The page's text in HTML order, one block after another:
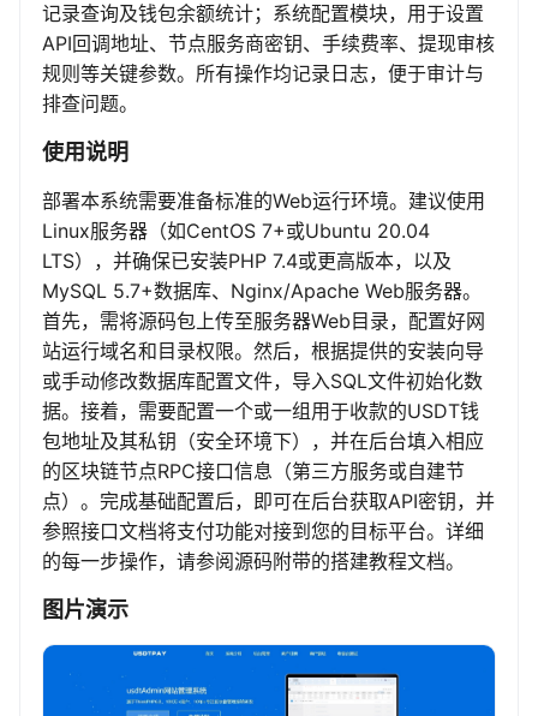
记录查询及钱包余额统计；系统配置模块，用于设置
API回调地址、节点服务商密钥、手续费率、提现审核
规则等关键参数。所有操作均记录日志，便于审计与
排查问题。
使用说明
部署本系统需要准备标准的Web运行环境。建议使用
Linux服务器（如CentOS 7+或Ubuntu 20.04
LTS），并确保已安装PHP 7.4或更高版本，以及
MySQL 5.7+数据库、Nginx/Apache Web服务器。
首先，需将源码包上传至服务器Web目录，配置好网
站运行域名和目录权限。然后，根据提供的安装向导
或手动修改数据库配置文件，导入SQL文件初始化数
据。接着，需要配置一个或一组用于收款的USDT钱
包地址及其私钥（安全环境下），并在后台填入相应
的区块链节点RPC接口信息（第三方服务或自建节
点）。完成基础配置后，即可在后台获取API密钥，并
参照接口文档将支付功能对接到您的目标平台。详细
的每一步操作，请参阅源码附带的搭建教程文档。
图片演示